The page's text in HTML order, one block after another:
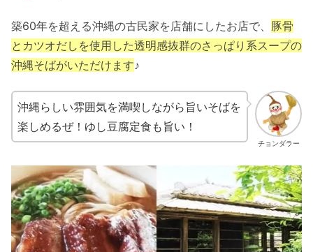
築60年を超える沖縄の古民家を店舗にしたお店で、 豚骨
とカツオだしを使用した透明感抜群のさっぱり系スープの
沖縄そばがいただけます♪
チョンダラー
沖縄らしい雰囲気を満喫しながら旨いそばを
楽しめるぜ！ゆし豆腐定食も旨い！